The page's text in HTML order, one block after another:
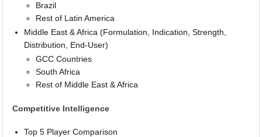
Brazil
Rest of Latin America
Middle East & Africa (Formulation, Indication, Strength,
Distribution, End-User)
GCC Countries
South Africa
Rest of Middle East & Africa
Competitive Intelligence
Top 5 Player Comparison